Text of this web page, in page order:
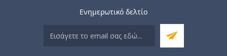
Ενημερωτικό δελτίο